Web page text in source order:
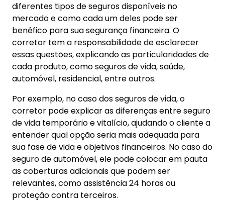
diferentes tipos de seguros disponíveis no
mercado e como cada um deles pode ser
benéfico para sua segurança financeira. O
corretor tem a responsabilidade de esclarecer
essas questões, explicando as particularidades de
cada produto, como seguros de vida, saúde,
automóvel, residencial, entre outros.
Por exemplo, no caso dos seguros de vida, o
corretor pode explicar as diferenças entre seguro
de vida temporário e vitalício, ajudando o cliente a
entender qual opção seria mais adequada para
sua fase de vida e objetivos financeiros. No caso do
seguro de automóvel, ele pode colocar em pauta
as coberturas adicionais que podem ser
relevantes, como assistência 24 horas ou
proteção contra terceiros.